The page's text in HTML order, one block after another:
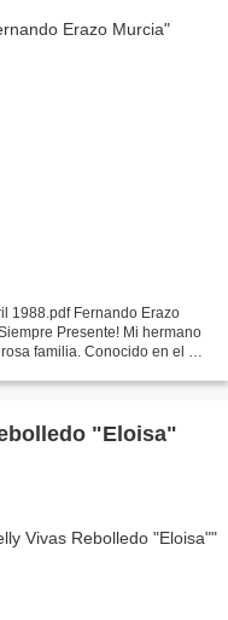
Presente! Mi hermano
familia. Conocido en el M-
"Eloisa"